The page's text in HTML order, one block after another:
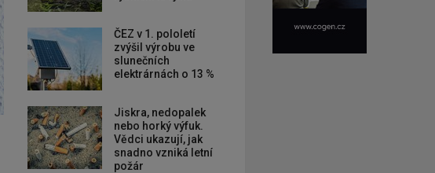
ČEZ v 1. pololetí
zvýšil výrobu ve
slunečních
elektrárnách o 13 %
Jiskra, nedopalek
nebo horký výfuk.
Vědci ukazují, jak
snadno vzniká letní
požár